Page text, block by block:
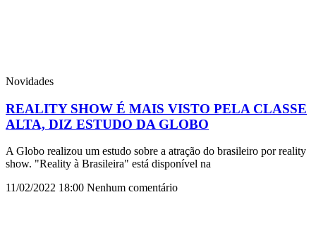
Novidades
REALITY SHOW É MAIS VISTO PELA CLASSE
ALTA, DIZ ESTUDO DA GLOBO
A Globo realizou um estudo sobre a atração do brasileiro por reality
show. "Reality à Brasileira" está disponível na
11/02/2022 18:00 Nenhum comentário